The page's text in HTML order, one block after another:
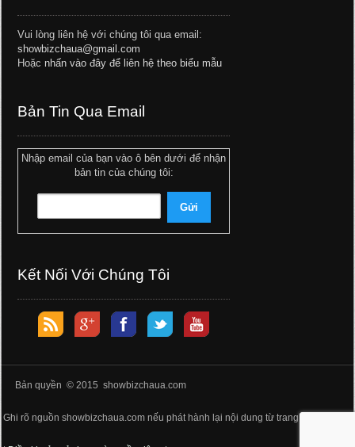
Vui lòng liên hệ với chúng tôi qua email:
showbizchaua@gmail.com
Hoặc nhấn vào đây để liên hệ theo biểu mẫu
Bản Tin Qua Email
Nhập email của bạn vào ô bên dưới để nhận
bản tin của chúng tôi:
Kết Nối Với Chúng Tôi
Bản quyền © 2015 showbizchaua.com
Ghi rõ nguồn showbizchaua.com nếu phát hành lại nội dung từ trang web này